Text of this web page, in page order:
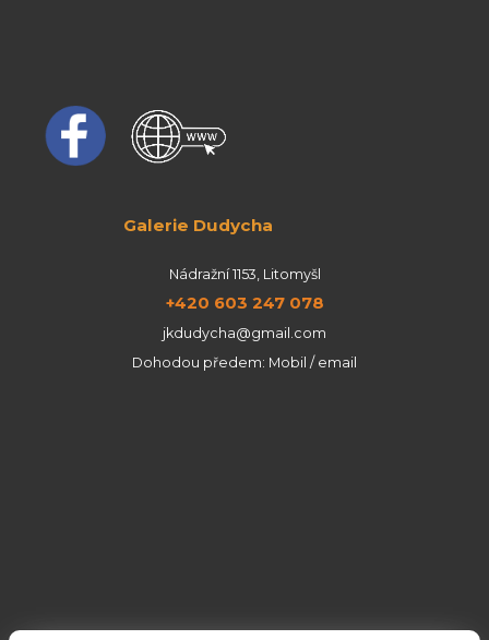
Galerie Dudycha
Nádražní 1153, Litomyšl
+420 603 247 078
jkdudycha@gmail.com
Dohodou předem: Mobil / email